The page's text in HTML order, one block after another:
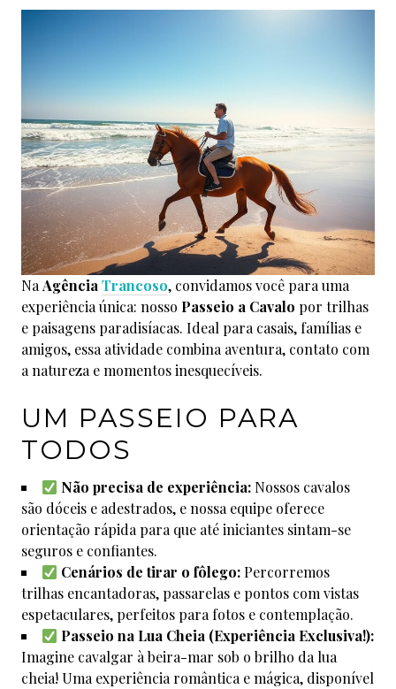
Na Agência Trancoso, convidamos você para uma
experiência única: nosso Passeio a Cavalo por trilhas
e paisagens paradisíacas. Ideal para casais, famílias e
amigos, essa atividade combina aventura, contato com
a natureza e momentos inesquecíveis.
UM PASSEIO PARA
TODOS
Não precisa de experiência: Nossos cavalos
são dóceis e adestrados, e nossa equipe oferece
orientação rápida para que até iniciantes sintam-se
seguros e confiantes.
Cenários de tirar o fôlego: Percorremos
trilhas encantadoras, passarelas e pontos com vistas
espetaculares, perfeitos para fotos e contemplação.
Passeio na Lua Cheia (Experiência Exclusiva!):
Imagine cavalgar à beira-mar sob o brilho da lua
cheia! Uma experiência romântica e mágica, disponível